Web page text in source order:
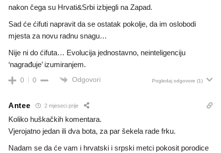
nakon čega su Hrvati&Srbi izbjegli na Zapad.
Sad će ćifuti napravit da se ostatak pokolje, da im oslobodi
mjesta za novu radnu snagu…
Nije ni do ćifuta… Evolucija jednostavno, neinteligenciju
‘nagrađuje’ izumiranjem.
0 0 Odgovori Pogledaj odgovore (1)
Antee 2 mjeseci prije
Koliko huškačkih komentara.
Vjerojatno jedan ili dva bota, za par šekela rade frku.
Nadam se da će vam i hrvatski i srpski metci pokosit porodice